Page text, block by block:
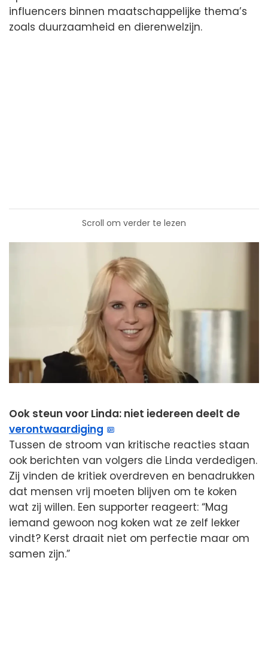
influencers binnen maatschappelijke thema’s
zoals duurzaamheid en dierenwelzijn.
Scroll om verder te lezen
Ook steun voor Linda: niet iedereen deelt de
verontwaardiging
Tussen de stroom van kritische reacties staan
ook berichten van volgers die Linda verdedigen.
Zij vinden de kritiek overdreven en benadrukken
dat mensen vrij moeten blijven om te koken
wat zij willen. Een supporter reageert: “Mag
iemand gewoon nog koken wat ze zelf lekker
vindt? Kerst draait niet om perfectie maar om
samen zijn.”